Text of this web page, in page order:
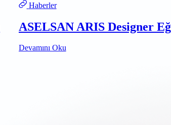
Haberler
ASELSAN ARIS Designer
Devamını Oku